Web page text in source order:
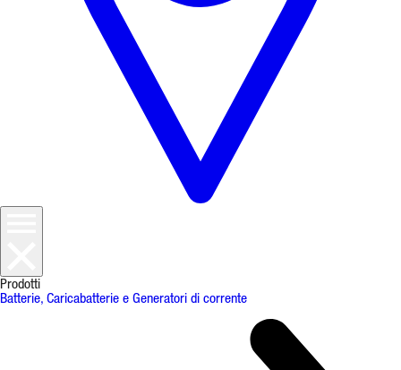
Prodotti
Batterie, Caricabatterie e Generatori di corrente